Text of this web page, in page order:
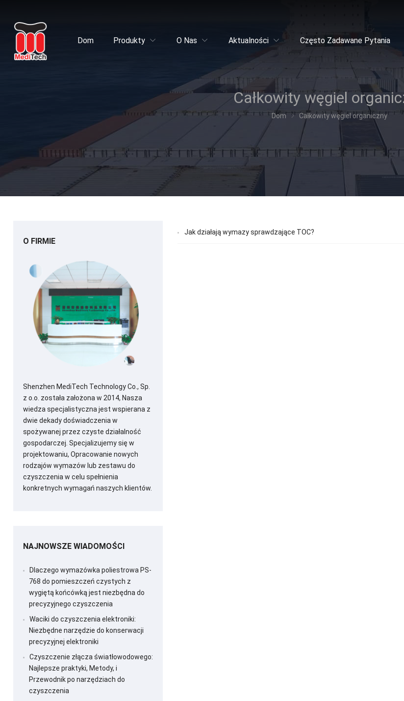
Dom Produkty O Nas Aktualności Często Zadawane Pytania
Całkowity węgiel
Dom Całkowity węgiel organiczny
Jak działają wymazy sprawdzające TOC?
O FIRMIE
Shenzhen MediTech Technology Co., Sp.
z o.o. została założona w 2014, Nasza
wiedza specjalistyczna jest wspierana z
dwie dekady doświadczenia w
spożywanej przez czyste działalność
gospodarczej. Specjalizujemy się w
projektowaniu, Opracowanie nowych
rodzajów wymazów lub zestawu do
czyszczenia w celu spełnienia
konkretnych wymagań naszych klientów.
NAJNOWSZE WIADOMOŚCI
Dlaczego wymazówka poliestrowa PS-
768 do pomieszczeń czystych z
wygiętą końcówką jest niezbędna do
precyzyjnego czyszczenia
Waciki do czyszczenia elektroniki:
Niezbędne narzędzie do konserwacji
precyzyjnej elektroniki
Czyszczenie złącza światłowodowego:
Najlepsze praktyki, Metody, i
Przewodnik po narzędziach do
czyszczenia